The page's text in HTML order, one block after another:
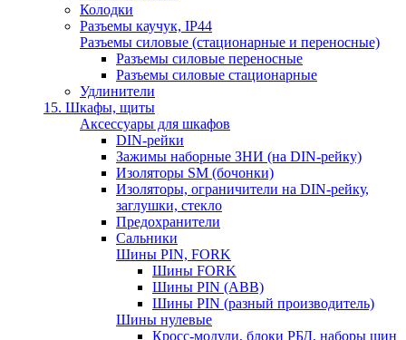
Колодки
Разъемы каучук, IP44
Разъемы силовые (стационарные и переносные)
Разъемы силовые переносные
Разъемы силовые стационарные
Удлинители
15. Шкафы, щиты
Аксессуары для шкафов
DIN-рейки
Зажимы наборные ЗНИ (на DIN-рейку)
Изоляторы SM (бочонки)
Изоляторы, ограничители на DIN-рейку,
заглушки, стекло
Предохранители
Сальники
Шины PIN, FORK
Шины FORK
Шины PIN (АВВ)
Шины PIN (разный производитель)
Шины нулевые
Кросс-модули, блоки РБД, наборы шин